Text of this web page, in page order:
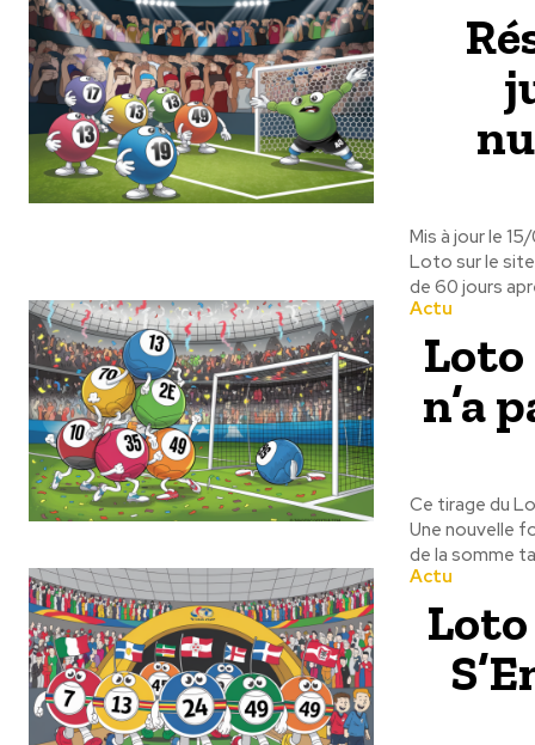
Mis à jour le
Loto sur le
de 60 jours
Actu
Loto
n’a
Ce tirage du
Une nouvelle
de la somme
Actu